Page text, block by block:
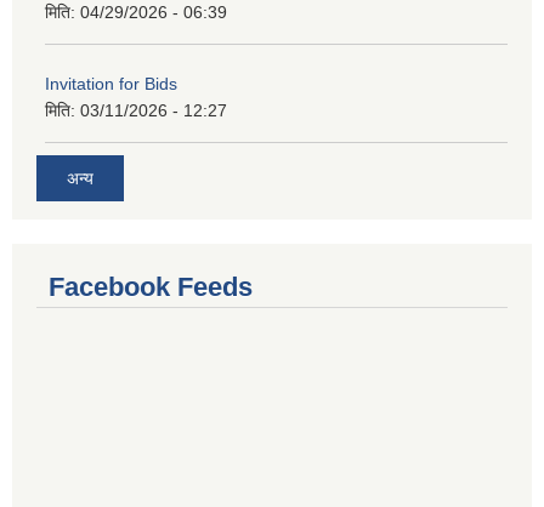
मिति: 04/29/2026 - 06:39
Invitation for Bids
मिति: 03/11/2026 - 12:27
अन्य
Facebook Feeds